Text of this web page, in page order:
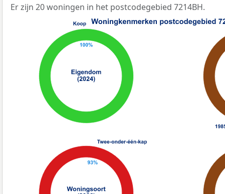
Er zijn 20 woningen in het postcodegebied 7214BH.